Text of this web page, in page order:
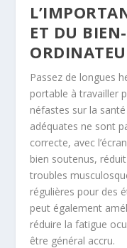
ET DU
Passez de longues
portable à travailler
néfastes sur la
adéquates ne sont
correcte, avec
bien soutenus,
troubles
régulières pour des
peut également
réduire la fatigue
être général accru.